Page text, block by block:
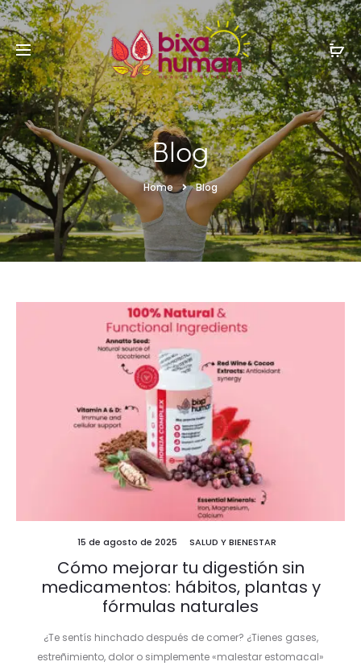
Blog
Home Blog
15 de agosto de 2025 SALUD Y BIENESTAR
Cómo mejorar tu digestión sin
medicamentos: hábitos, plantas y
fórmulas naturales
¿Te sentís hinchado después de comer? ¿Tienes gases,
estreñimiento, dolor o simplemente «malestar estomacal»